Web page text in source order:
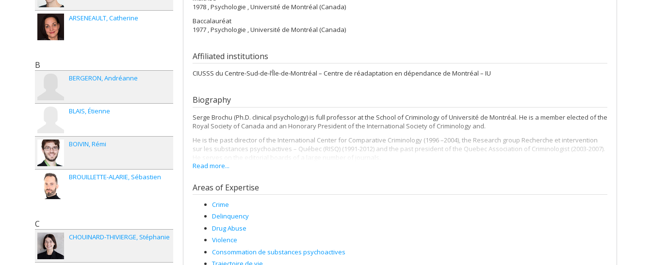
1978 , Psychologie , Université de Montréal (Canada)
Baccalauréat
1977 , Psychologie , Université de Montréal (Canada)
Affiliated institutions
CIUSSS du Centre-Sud-de-l’Île-de-Montréal – Centre de réadaptation en dépendance de Montréal – IU
Biography
Serge Brochu (Ph.D. clinical psychology) is full professor at the School of Criminology of Université de Montréal. He is a member elected of the
Royal Society of Canada and an Honorary President of the International Society of Criminology and.
He is the past director of the International Center for Comparative Criminology (1996 –2004), the Research group Recherche et intervention
sur les substances psychoactives – Québec (RISQ) (1991-2012) and the past president of the Quebec Association of Criminologist (2003-2007).
He serves on the editorial boards of a large number of journals.
Read more...
Areas of Expertise
Crime
Delinquency
Drug Abuse
Violence
Consommation de substances psychoactives
ARSENEAULT Catherine
B
BERGERON Andréanne
BLAIS Étienne
BOIVIN Rémi
BROUILLETTE-ALARIE Sébastien
C
CHOUINARD-THIVIERGE Stéphanie